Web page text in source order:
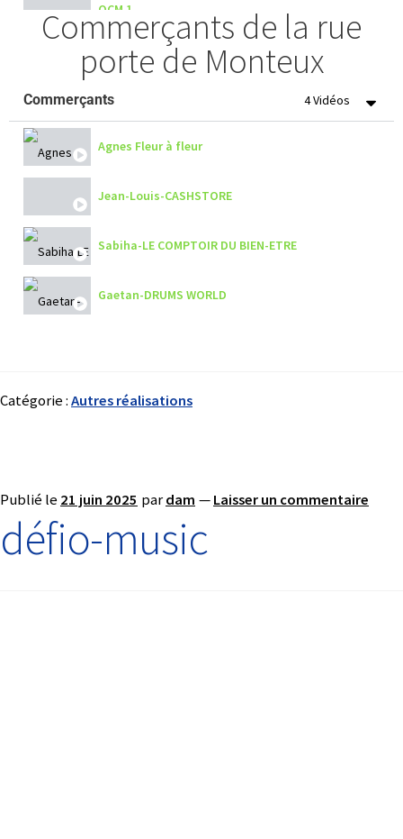
QCM 1
Commerçants de la rue
porte de Monteux
Commerçants 4 Vidéos
Agnes Fleur à fleur
Jean-Louis-CASHSTORE
Sabiha-LE COMPTOIR DU BIEN-ETRE
Gaetan-DRUMS WORLD
Catégorie :Autres réalisations
Publié le 21 juin 2025 pardam —Laisser un commentaire
défio-music